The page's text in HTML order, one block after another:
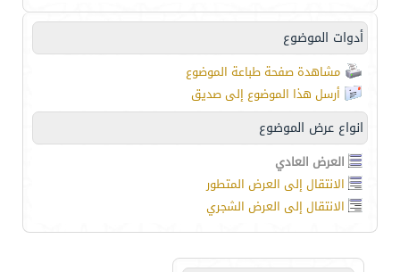
أدوات الموضوع
مشاهدة صفحة طباعة الموضوع
أرسل هذا الموضوع إلى صديق
انواع عرض الموضوع
العرض العادي
الانتقال إلى العرض المتطور
الانتقال إلى العرض الشجري